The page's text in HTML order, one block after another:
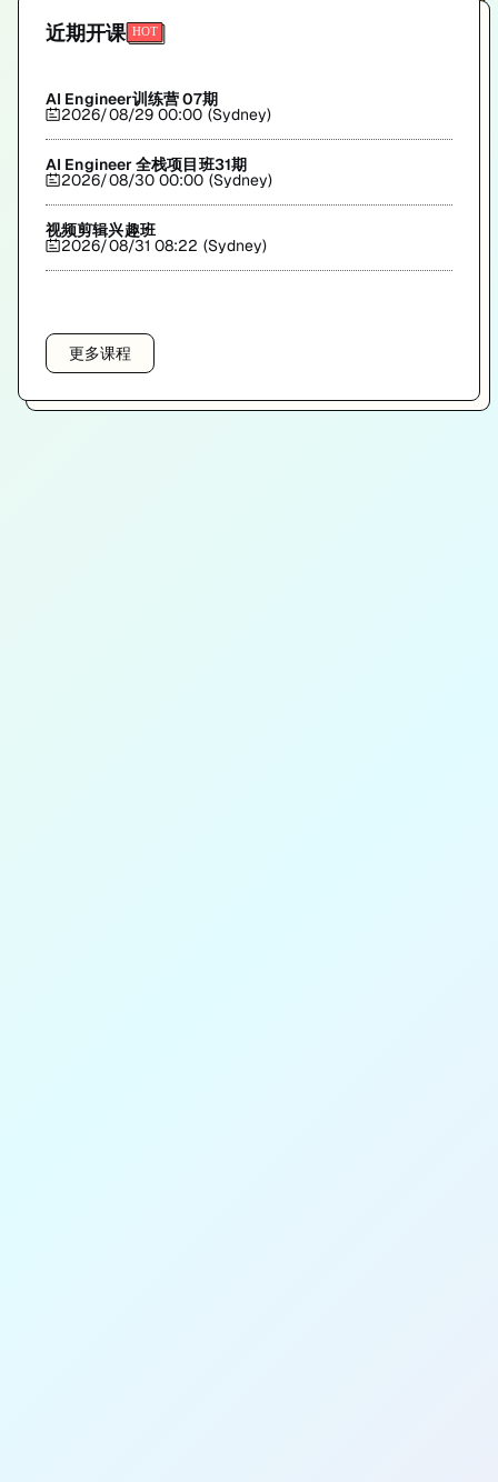
近期开课
AI Engineer训练营 07期
2026/08/29 00:00 (Sydney)
AI Engineer 全栈项目班31期
2026/08/30 00:00 (Sydney)
视频剪辑兴趣班
2026/08/31 08:22 (Sydney)
更多课程